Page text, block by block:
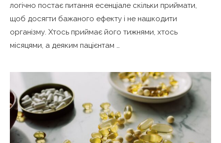
логічно постає питання есенціале скільки приймати,
щоб досягти бажаного ефекту і не нашкодити
організму. Хтось приймає його тижнями, хтось
місяцями, а деяким пацієнтам …